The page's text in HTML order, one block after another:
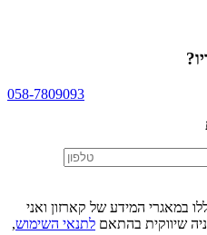
?
058-7809093
במאגרי המידע של קארזון ואני
שיווקית בהתאם לתנאי השימוש,